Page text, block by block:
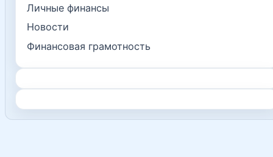
Личные финансы
Новости
Финансовая грамотность